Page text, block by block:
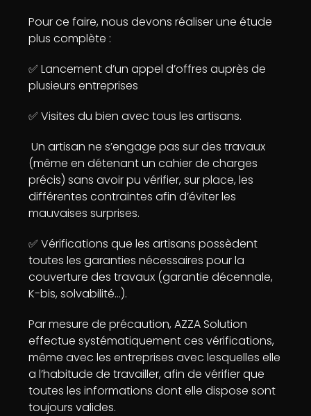
Pour ce faire, nous devons réaliser une étude
plus complète :
✅ Lancement d’un appel d’offres auprès de
plusieurs entreprises
✅ Visites du bien avec tous les artisans.
Un artisan ne s’engage pas sur des travaux
(même en détenant un cahier de charges
précis) sans avoir pu vérifier, sur place, les
différentes contraintes afin d’éviter les
mauvaises surprises.
✅ Vérifications que les artisans possèdent
toutes les garanties nécessaires pour la
couverture des travaux (garantie décennale,
K-bis, solvabilité…).
Par mesure de précaution, AZZA Solution
effectue systématiquement ces vérifications,
même avec les entreprises avec lesquelles elle
a l’habitude de travailler, afin de vérifier que
toutes les informations dont elle dispose sont
toujours valides.